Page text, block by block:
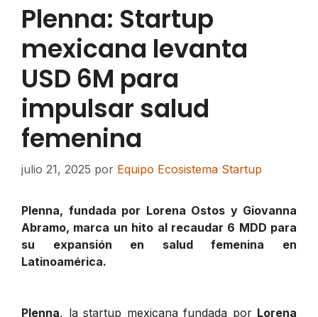
Plenna: Startup
mexicana levanta
USD 6M para
impulsar salud
femenina
julio 21, 2025 por Equipo Ecosistema Startup
Plenna, fundada por Lorena Ostos y Giovanna
Abramo, marca un hito al recaudar 6 MDD para
su expansión en salud femenina en
Latinoamérica.
Plenna, la startup mexicana fundada por Lorena